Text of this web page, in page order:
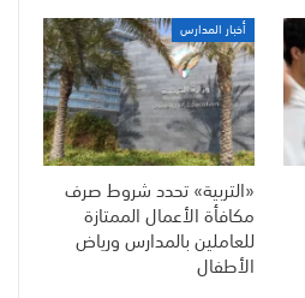
أخبار المدارس
«التربية» تحدد شروط صرف
مكافأة الأعمال الممتازة
للعاملين بالمدارس ورياض
الأطفال